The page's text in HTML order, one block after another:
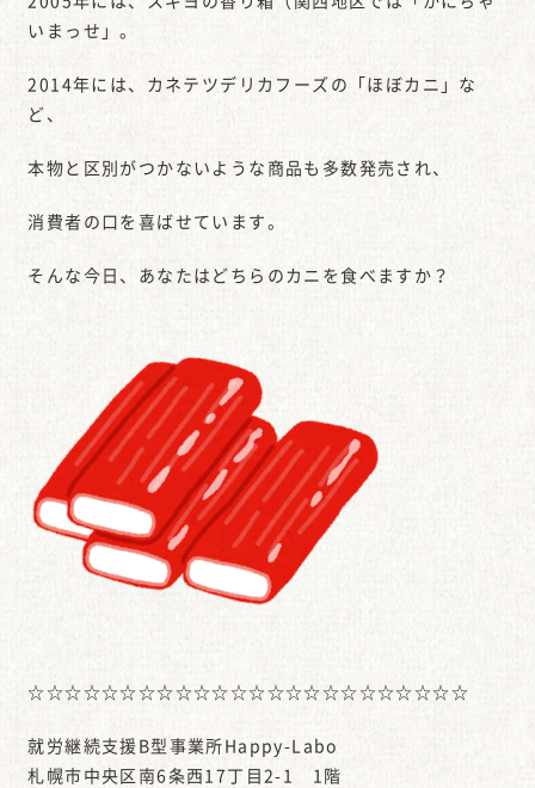
いまっせ」。
2014年には、カネテツデリカフーズの「ほぼカニ」な
ど、
本物と区別がつかないような商品も多数発売され、
消費者の口を喜ばせています。
そんな今日、あなたはどちらのカニを食べますか？
☆☆☆☆☆☆☆☆☆☆☆☆☆☆☆☆☆☆☆☆☆☆☆☆
就労継続支援B型事業所Happy-Labo
札幌市中央区南6条西17丁目2-1 1階